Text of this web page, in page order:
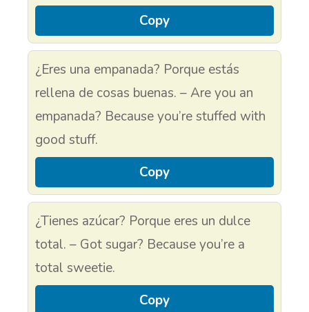
Copy
¿Eres una empanada? Porque estás
rellena de cosas buenas. – Are you an
empanada? Because you’re stuffed with
good stuff.
Copy
¿Tienes azúcar? Porque eres un dulce
total. – Got sugar? Because you’re a
total sweetie.
Copy